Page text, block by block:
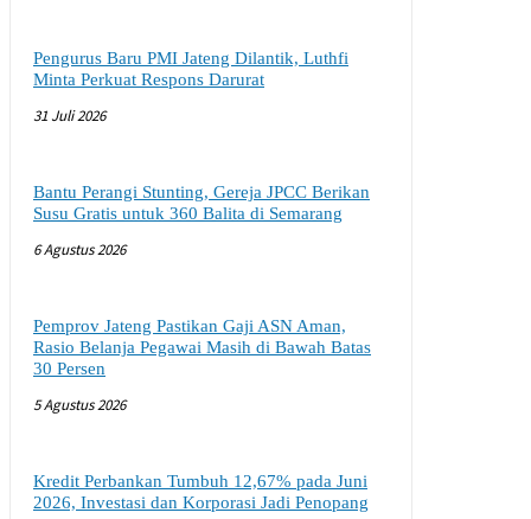
Pengurus Baru PMI Jateng Dilantik, Luthfi
Minta Perkuat Respons Darurat
31 Juli 2026
Bantu Perangi Stunting, Gereja JPCC Berikan
Susu Gratis untuk 360 Balita di Semarang
6 Agustus 2026
Pemprov Jateng Pastikan Gaji ASN Aman,
Rasio Belanja Pegawai Masih di Bawah Batas
30 Persen
5 Agustus 2026
Kredit Perbankan Tumbuh 12,67% pada Juni
2026, Investasi dan Korporasi Jadi Penopang